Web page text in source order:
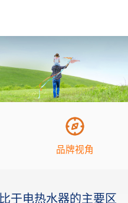
品牌视角
于电热水器的主要区